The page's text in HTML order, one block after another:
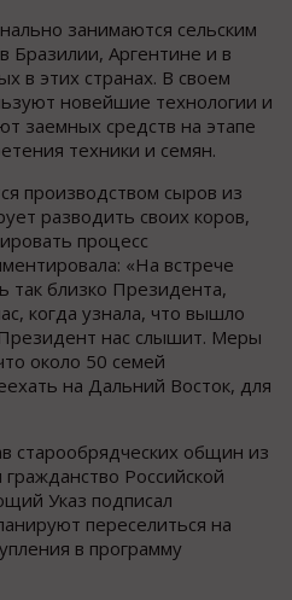
занимаются сельским
Бразилии, Аргентине и в
в этих странах. В своем
новейшие технологии и
заемных средств на этапе
техники и семян.
производством сыров из
разводить своих коров,
процесс
«На встрече
так близко Президента,
когда узнала, что вышло
нас слышит. Меры
около 50 семей
на Дальний Восток, для
старообрядческих общин из
Российской
Указ подписал
переселиться на
в программу